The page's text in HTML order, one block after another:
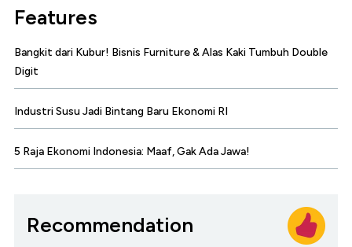
Features
Bangkit dari Kubur! Bisnis Furniture & Alas Kaki Tumbuh Double
Digit
Industri Susu Jadi Bintang Baru Ekonomi RI
5 Raja Ekonomi Indonesia: Maaf, Gak Ada Jawa!
Recommendation